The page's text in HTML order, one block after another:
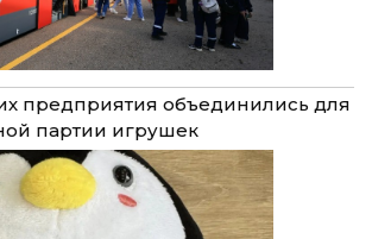
предприятия объединились для
партии игрушек